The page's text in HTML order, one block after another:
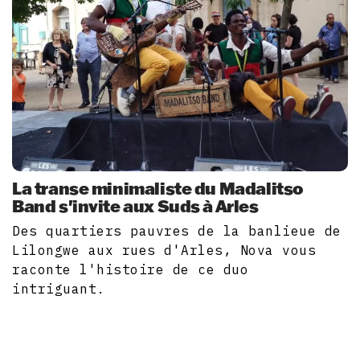
La transe minimaliste du Madalitso
Band s'invite aux Suds à Arles
Des quartiers pauvres de la banlieue de
Lilongwe aux rues d'Arles, Nova vous
raconte l'histoire de ce duo
intriguant.